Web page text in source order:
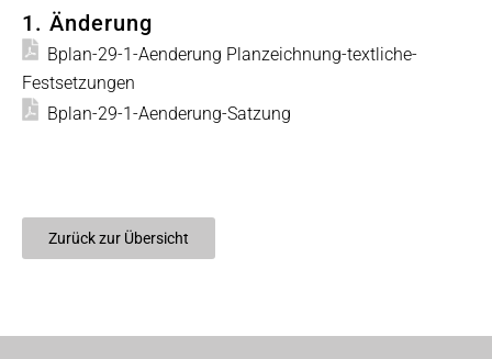
1. Änderung
Bplan-29-1-Aenderung Planzeichnung-textliche-
Festsetzungen
Bplan-29-1-Aenderung-Satzung
Zurück zur Übersicht